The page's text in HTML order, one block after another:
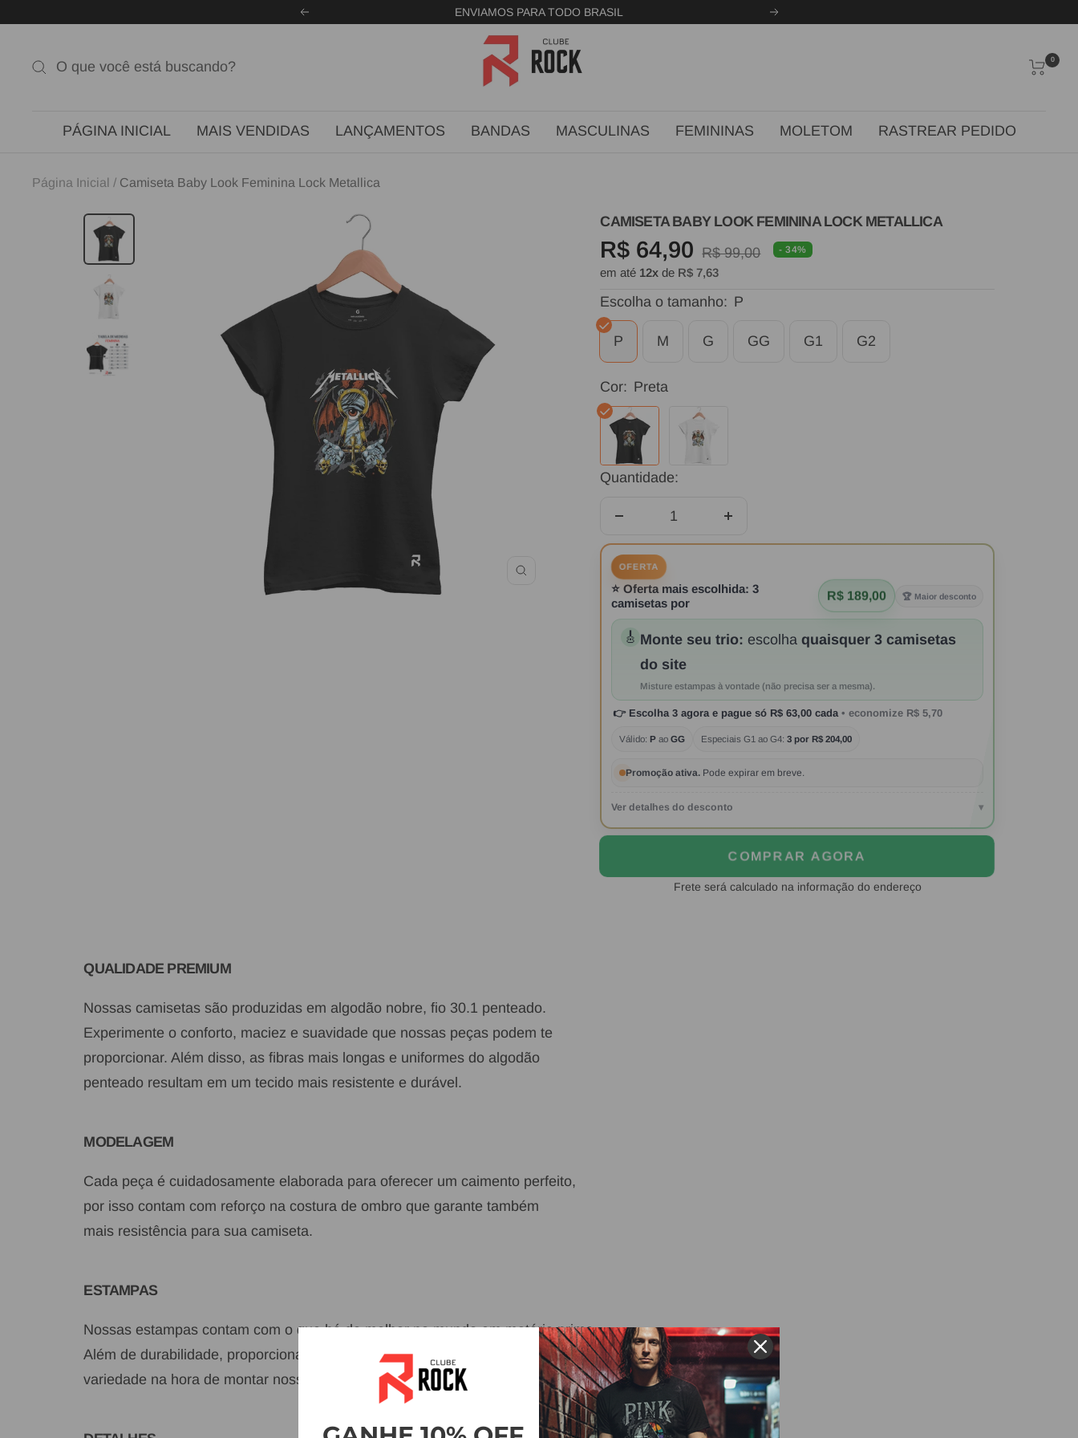
Anterior FRETE GRÁTIS ACIMA DE R$299 Próxima
Clube
Rock
0
PÁGINA INICIAL MAIS VENDIDAS LANÇAMENTOS BANDAS MASCULINAS FEMININAS MOLETOM RASTREAR PEDIDO
Página Inicial Camiseta Baby Look Feminina Lock Metallica
CAMISETA BABY LOOK FEMININA LOCK METALLICA
Preço
promocional
R$ 64,90 Preço
normal
R$ 99,00 - 34%
em até 12x de R$ 7,63
Escolha o tamanho: P
P M G GG G1 G2
Cor: Preta
Preta
Branca
Quantidade:
quantidade
OFERTA
⭐Oferta mais escolhida: 3
camisetas por
R$ 189,00 🏆 Maior desconto
🎸 Monte seu trio: escolhaquaisquer 3 camisetas
do site
Misture estampas à vontade (não precisa ser a mesma).
👉 Escolha 3 agorae pague só R$ 63,00 cada• economize R$ 5,70
Válido:P aoGG Especiais G1 ao G4:3 por R$ 204,00
Promoção ativa. Pode expirar em breve.
Ver detalhes do desconto ▾
COMPRAR AGORA
Frete será calculado na informação do endereço
QUALIDADE PREMIUM
Nossas camisetas são produzidas em algodão nobre, fio 30.1 penteado.
Experimente o conforto, maciez e suavidade que nossas peças podem te
proporcionar. Além disso, as fibras mais longas e uniformes do algodão
penteado resultam em um tecido mais resistente e durável.
MODELAGEM
Cada peça é cuidadosamente elaborada para oferecer um caimento perfeito,
por isso contam com reforço na costura de ombro que garante também
mais resistência para sua camiseta.
ESTAMPAS
Nossas estampas contam com o que há de melhor no mundo em matéria prima.
Além de durabilidade, proporcionam acabamento perfeito e a possibilidade de
variedade na hora de montar nossas coleções.